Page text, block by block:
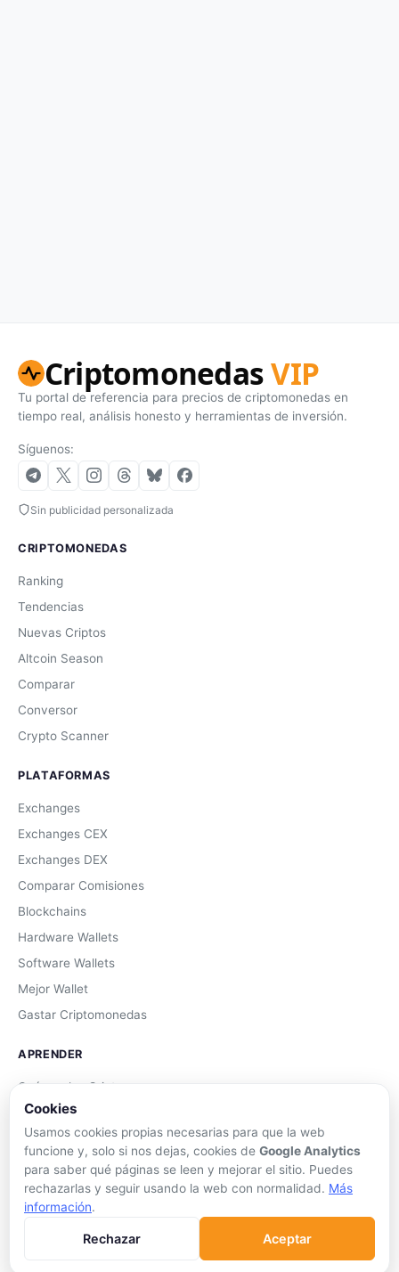
CriptomonedasVIP
Tu portal de referencia para precios de criptomonedas en
tiempo real, análisis honesto y herramientas de inversión.
Síguenos:
Sin publicidad personalizada
CRIPTOMONEDAS
Ranking
Tendencias
Nuevas Criptos
Altcoin Season
Comparar
Conversor
Crypto Scanner
PLATAFORMAS
Exchanges
Exchanges CEX
Exchanges DEX
Comparar Comisiones
Blockchains
Hardware Wallets
Software Wallets
Mejor Wallet
Gastar Criptomonedas
APRENDER
Qué son las Criptos
Cómo Comprar
Staking
DeFi
Trading
Glosario
Cookies
Usamos cookies propias necesarias para que la web
funcione y, solo si nos dejas, cookies de Google Analytics
para saber qué páginas se leen y mejorar el sitio. Puedes
rechazarlas y seguir usando la web con normalidad. Más
información.
Rechazar Aceptar